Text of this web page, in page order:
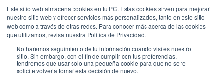
Este sitio web almacena cookies en tu PC. Estas cookies sirven para mejorar
nuestro sitio web y ofrecer servicios más personalizados, tanto en este sitio
web como a través de otras redes. Para conocer más acerca de las cookies
que utilizamos, revisa nuestra Política de Privacidad.
No haremos seguimiento de tu información cuando visites nuestro
sitio. Sin embargo, con el fin de cumplir con tus preferencias,
tendremos que usar solo una pequeña cookie para que no se te
solicite volver a tomar esta decisión de nuevo.